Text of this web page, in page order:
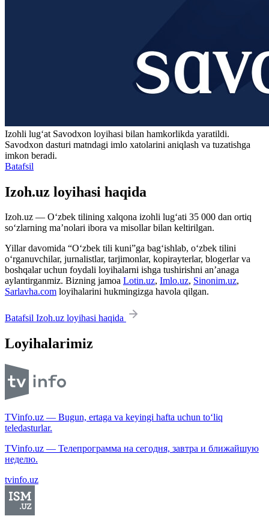
Izohli lugʻat Savodxon loyihasi bilan hamkorlikda yaratildi.
Savodxon dasturi matndagi imlo xatolarini aniqlash va tuzatishga
imkon beradi.
Batafsil
Izoh.uz loyihasi haqida
Izoh.uz — O‘zbek tilining xalqona izohli lug‘ati 35 000 dan ortiq
so‘zlarning ma’nolari ibora va misollar bilan keltirilgan.
Yillar davomida “O‘zbek tili kuni”ga bag‘ishlab, o‘zbek tilini
o‘rganuvchilar, jurnalistlar, tarjimonlar, kopirayterlar, blogerlar va
boshqalar uchun foydali loyihalarni ishga tushirishni an’anaga
aylantirganmiz. Bizning jamoa Lotin.uz, Imlo.uz, Sinonim.uz,
Sarlavha.com loyihalarini hukmingizga havola qilgan.
Batafsil Izoh.uz loyihasi haqida
Loyihalarimiz
TVinfo.uz — Bugun, ertaga va keyingi hafta uchun to‘liq
teledasturlar.
TVinfo.uz — Телепрограмма на сегодня, завтра и ближайшую
неделю.
tvinfo.uz